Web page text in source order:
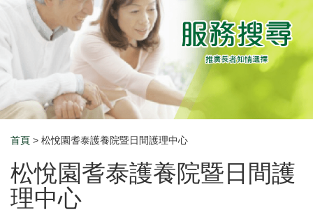
Breadcrumb
首頁 > 松悅園耆泰護養院暨日間護理中心
松悅園耆泰護養院暨日間護
理中心